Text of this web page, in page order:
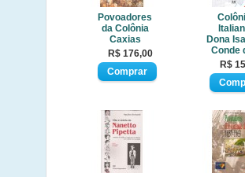
Povoadores
da Colônia
Caxias
R$ 176,00
Dona
Conde
R$